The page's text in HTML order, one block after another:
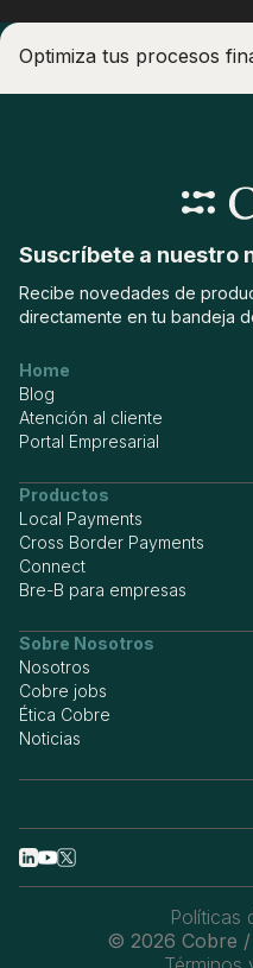
Optimiza tus procesos
Suscríbete a nuestro
Recibe novedades de
directamente en tu bandeja
Home
Blog
Atención al cliente
Portal Empresarial
Productos
Local Payments
Cross Border Payments
Connect
Bre-B para empresas
Sobre Nosotros
Nosotros
Cobre jobs
Ética Cobre
Noticias
Políticas
© 2026 Cobre